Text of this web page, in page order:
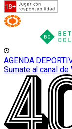
AGENDA
Sumate al canal de